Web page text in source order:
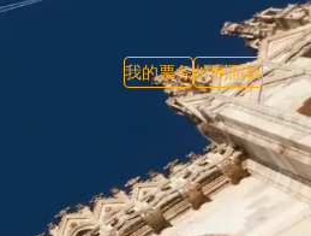
我的票务控制面板